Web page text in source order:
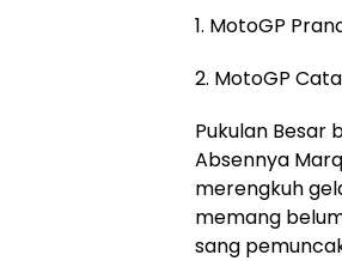
1. MotoGP
2. MotoGP
Pukulan Besar
Absennya
merengkuh
memang
sang